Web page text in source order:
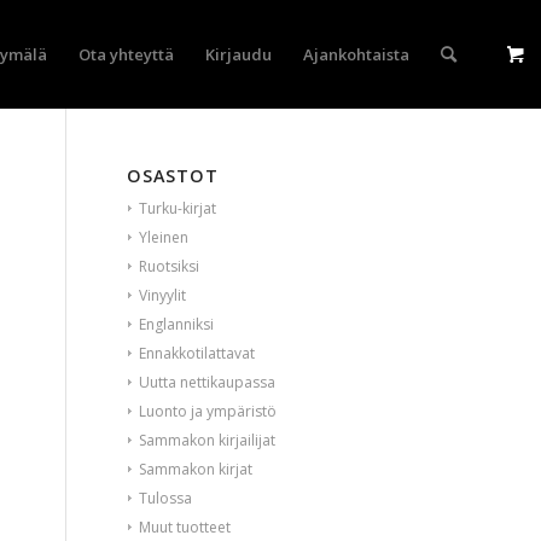
Ota yhteyttä Kirjaudu Ajankohtaista
OSASTOT
Turku-kirjat
Yleinen
Ruotsiksi
Vinyylit
Englanniksi
Ennakkotilattavat
Uutta nettikaupassa
Luonto ja ympäristö
Sammakon kirjailijat
Sammakon kirjat
Tulossa
Muut tuotteet